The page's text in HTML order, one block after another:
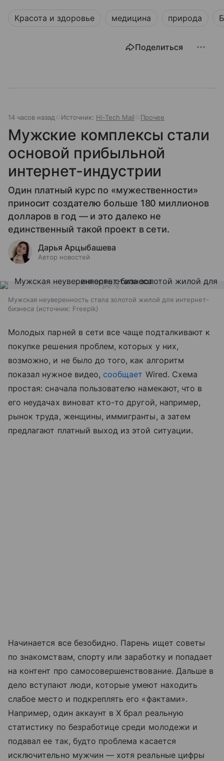
Красота и здоровье медицина природа
Поделиться
14 часов назад Источник: Hi-Tech Mail Прочее
Мужские комплексы стали
основой прибыльной
интернет-индустрии
Один платный курс по «мужественности»
приносит создателю больше 180 миллионов
долларов в год — и это далеко не
единственный такой проект в сети.
Дарья Арцыбашева
Автор новостей
Мужская неуверенность стала золотой жилой для интернет-
бизнеса
источник: Freepik
Молодых парней в сети все чаще подталкивают к
покупке решения проблем, которых у них,
возможно, и не было до того, как алгоритм
показал нужное видео, сообщает Wired. Схема
простая: сначала пользователю намекают, что в
его неудачах виноват кто-то другой, например,
рынок труда, женщины, иммигранты, а затем
предлагают платный выход из этой ситуации.
Начинается все безобидно. Парень ищет советы
по знакомствам, спорту или заработку и попадает
на контент про самосовершенствование. Дальше в
дело вступают люди, которые умеют находить
слабое место и подкреплять его «фактами».
Например, один аккаунт в X брал реальную
статистику по безработице среди молодежи и
подавал ее так, будто проблема касается
исключительно мужчин — хотя реальные цифры